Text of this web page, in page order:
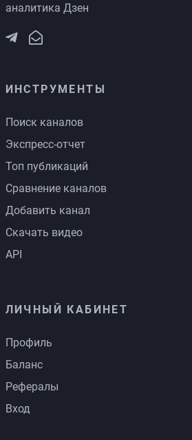
аналитика Дзен
ИНСТРУМЕНТЫ
Поиск каналов
Экспресс-отчет
Топ публикаций
Сравнение каналов
Добавить канал
Скачать видео
API
ЛИЧНЫЙ КАБИНЕТ
Профиль
Баланс
Рефералы
Вход